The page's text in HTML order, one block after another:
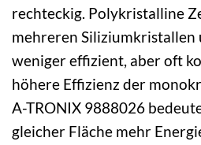
rechteckig. Polykristalline
mehreren Siliziumkristallen
weniger effizient, aber oft
höhere Effizienz der
A-TRONIX 9888026
gleicher Fläche mehr